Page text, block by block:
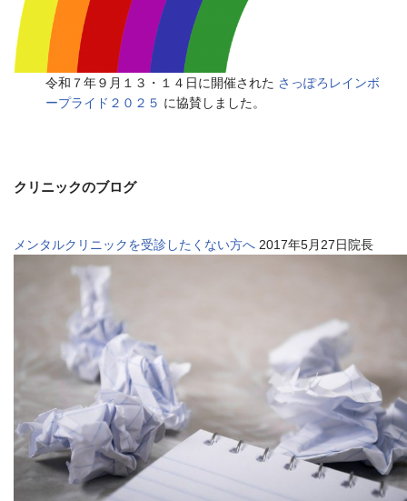
令和７年９月１３・１４日に開催された さっぽろレインボ
ープライド２０２５ に協賛しました。
クリニックのブログ
メンタルクリニックを受診したくない方へ 2017年5月27日院長